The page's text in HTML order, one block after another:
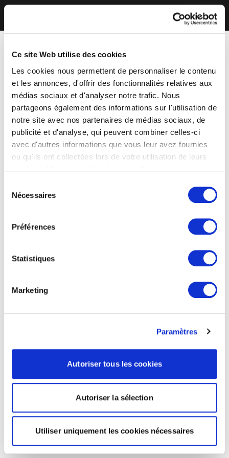
Ce site Web utilise des cookies
Les cookies nous permettent de personnaliser le contenu
et les annonces, d'offrir des fonctionnalités relatives aux
médias sociaux et d'analyser notre trafic. Nous
partageons également des informations sur l'utilisation de
notre site avec nos partenaires de médias sociaux, de
publicité et d'analyse, qui peuvent combiner celles-ci
avec d'autres informations que vous leur avez fournies
ou qu'ils ont collectées lors de votre utilisation de leurs
Nécessaires
Préférences
Statistiques
Marketing
Paramètres
Autoriser tous les cookies
Autoriser la sélection
Utiliser uniquement les cookies nécessaires